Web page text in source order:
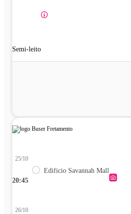
Semi-leito
20:45
25/10
Edificio Savannah Mall
26/10